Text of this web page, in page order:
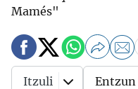
Mamés"
Itzuli Entzun